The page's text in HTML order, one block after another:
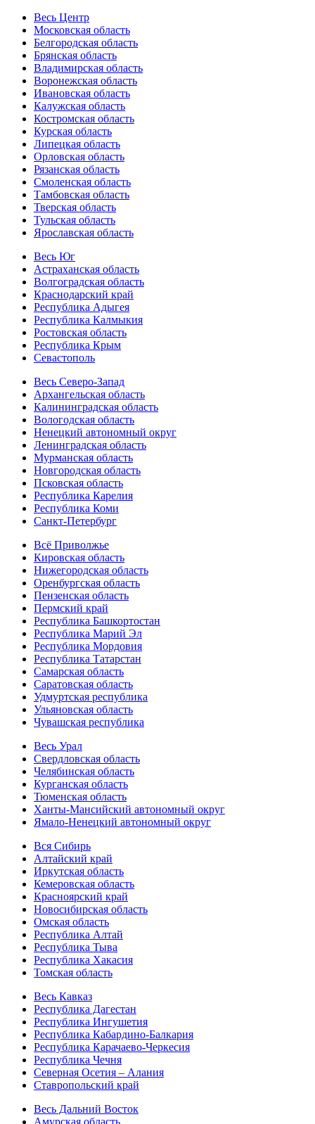
Весь Центр
Московская область
Белгородская область
Брянская область
Владимирская область
Воронежская область
Ивановская область
Калужская область
Костромская область
Курская область
Липецкая область
Орловская область
Рязанская область
Смоленская область
Тамбовская область
Тверская область
Тульская область
Ярославская область
Весь Юг
Астраханская область
Волгоградская область
Краснодарский край
Республика Адыгея
Республика Калмыкия
Ростовская область
Республика Крым
Севастополь
Весь Северо-Запад
Архангельская область
Калининградская область
Вологодская область
Ненецкий автономный округ
Ленинградская область
Мурманская область
Новгородская область
Псковская область
Республика Карелия
Республика Коми
Санкт-Петербург
Всё Приволжье
Кировская область
Нижегородская область
Оренбургская область
Пензенская область
Пермский край
Республика Башкортостан
Республика Марий Эл
Республика Мордовия
Республика Татарстан
Самарская область
Саратовская область
Удмуртская республика
Ульяновская область
Чувашская республика
Весь Урал
Свердловская область
Челябинская область
Курганская область
Тюменская область
Ханты-Мансийский автономный округ
Ямало-Ненецкий автономный округ
Вся Сибирь
Алтайский край
Иркутская область
Кемеровская область
Красноярский край
Новосибирская область
Омская область
Республика Алтай
Республика Тыва
Республика Хакасия
Томская область
Весь Кавказ
Республика Дагестан
Республика Ингушетия
Республика Кабардино-Балкария
Республика Карачаево-Черкесия
Республика Чечня
Северная Осетия – Алания
Ставропольский край
Весь Дальний Восток
Амурская область